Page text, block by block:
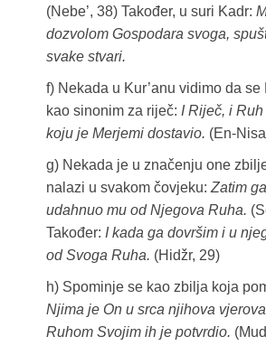
(Nebe’, 38) Također, u suri Kadr:
dozvolom Gospodara svoga,
svake stvari.
f) Nekada u Kur’anu vidimo da
kao sinonim za riječ: I Riječ, i
koju je Merjemi dostavio. (En-
g) Nekada je u značenju one
nalazi u svakom čovjeku: Zatim
udahnuo mu od Njegova Ruha.
Također: I kada ga dovršim i u
od Svoga Ruha. (Hidžr, 29)
h) Spominje se kao zbilja koja
Njima je On u srca njihova
Ruhom Svojim ih je potvrdio.